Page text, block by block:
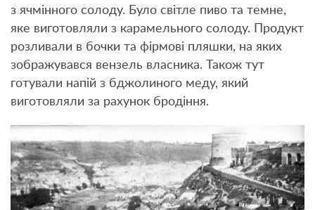
з ячмінного солоду. Було світле пиво та темне,
яке виготовляли з карамельного солоду. Продукт
розливали в бочки та фірмові пляшки, на яких
зображувався вензель власника. Також тут
готували напій з бджолиного меду, який
виготовляли за рахунок бродіння.